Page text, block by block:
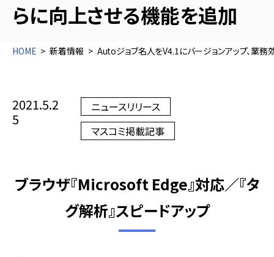
らに向上させる機能を追加
HOME 新着情報 Autoジョブ名人をV4.1にバージョンアップ、業
2021.5.2
5
ニュースリリース
マスコミ掲載記事
ブラウザ『Microsoft Edge』対応／『タ
グ解析』スピードアップ